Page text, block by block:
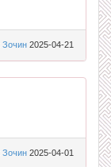
Зочин 2025-04-21
Зочин 2025-04-01